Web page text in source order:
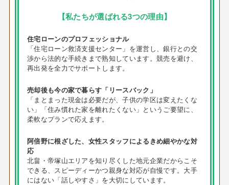
【私たちが選ばれる3つの理由】
住宅ローンのプロフェッショナル
「住宅ローン救済支援センター」を運営し、銀行との交
渉から法的な手続きまで熟知しています。競売を避け、
再出発を全力でサポートします。
売却後も今の家で暮らす「リースバック」
「まとまった現金は必要だが、子供の学区は変えたくな
い」「住み慣れた家を離れたくない」というご要望に、
柔軟なプランで応えます。
阿倍野に根ざした、女性スタッフによるきめ細やかな対
応
北畠・帝塚山エリアを知り尽くした地元企業だからこそ
できる、スピーディーかつ親身な対応が自慢です。大手
にはない「話しやすさ」を大切にしています。